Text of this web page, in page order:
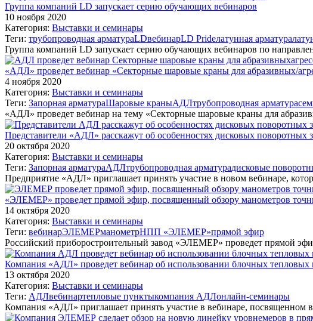
Группа компаний LD запускает серию обучающих вебинаров
10 ноября 2020
Категория: Выставки и семинары
Теги: трубопроводная арматураLDвебинарLD Prideлатунная арматура
Группа компаний LD запускает серию обучающих вебинаров по
«АДЛ» проведет вебинар «Секторные шаровые краны для абразивных/
4 ноября 2020
Категория: Выставки и семинары
Теги: Запорная арматураШаровые краныАДЛтрубопроводная арматура
«АДЛ» проведет вебинар на тему «Секторные шаровые краны для
Представители «АДЛ» расскажут об особенностях дисковых поворотных
20 октября 2020
Категория: Выставки и семинары
Теги: Запорная арматураАДЛтрубопроводная арматурадисковые
Предприятие «АДЛ» приглашает принять участие в новом вебинаре,
«ЭЛЕМЕР» проведет прямой эфир, посвященный обзору манометров
14 октября 2020
Категория: Выставки и семинары
Теги: вебинарЭЛЕМЕРманометрНПП «ЭЛЕМЕР»прямой эфир
Российский приборостроительный завод «ЭЛЕМЕР» проведет прямой
Компания «АДЛ» проведет вебинар об использовании блочных тепловых
13 октября 2020
Категория: Выставки и семинары
Теги: АДЛвебинартепловые пунктыкомпания АДЛонлайн-семинары
Компания «АДЛ» приглашает принять участие в вебинаре, посвященном